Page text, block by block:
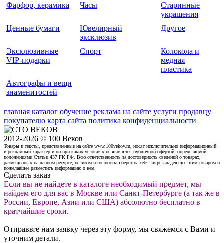
Фарфор, керамика
Часы
Старинные
украшения
Ценные бумаги
Ювелирный
эксклюзив
Другое
Эксклюзивные
VIP-подарки
Спорт
Колокола и
медная
пластика
Автографы и вещи
знаменитостей
главная каталог обучение реклама на сайте услуги продавцу
покупателю карта сайта политика конфиденциальности
2012-2026 © 100 Веков
Товары и тексты, представленные на сайте www.100vekov.ru, носят исключительно информационный
и рекламный характер и ни при каких условиях не являются публичной офертой, определяемой
положениями Статьи 437 ГК РФ. Всю ответственность за достоверность сведений о товарах,
размещенных на данном ресурсе, целиком и полностью берет на себя лицо, владеющее этим товаром и
пожелавшее разместить информацию о нем.
Сделать заказ
Если вы не найдете в каталоге необходимый предмет, мы
найдем его для вас в Москве или Санкт-Петербурге (а так же в
России, Европе, Азии или США) абсолютно бесплатно в
кратчайшие сроки.
Отправьте нам заявку через эту форму, мы свяжемся с Вами и
уточним детали.